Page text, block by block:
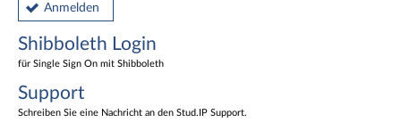
Anmelden
Shibboleth Login
für Single Sign On mit Shibboleth
Support
Schreiben Sie eine Nachricht an den Stud.IP Support.